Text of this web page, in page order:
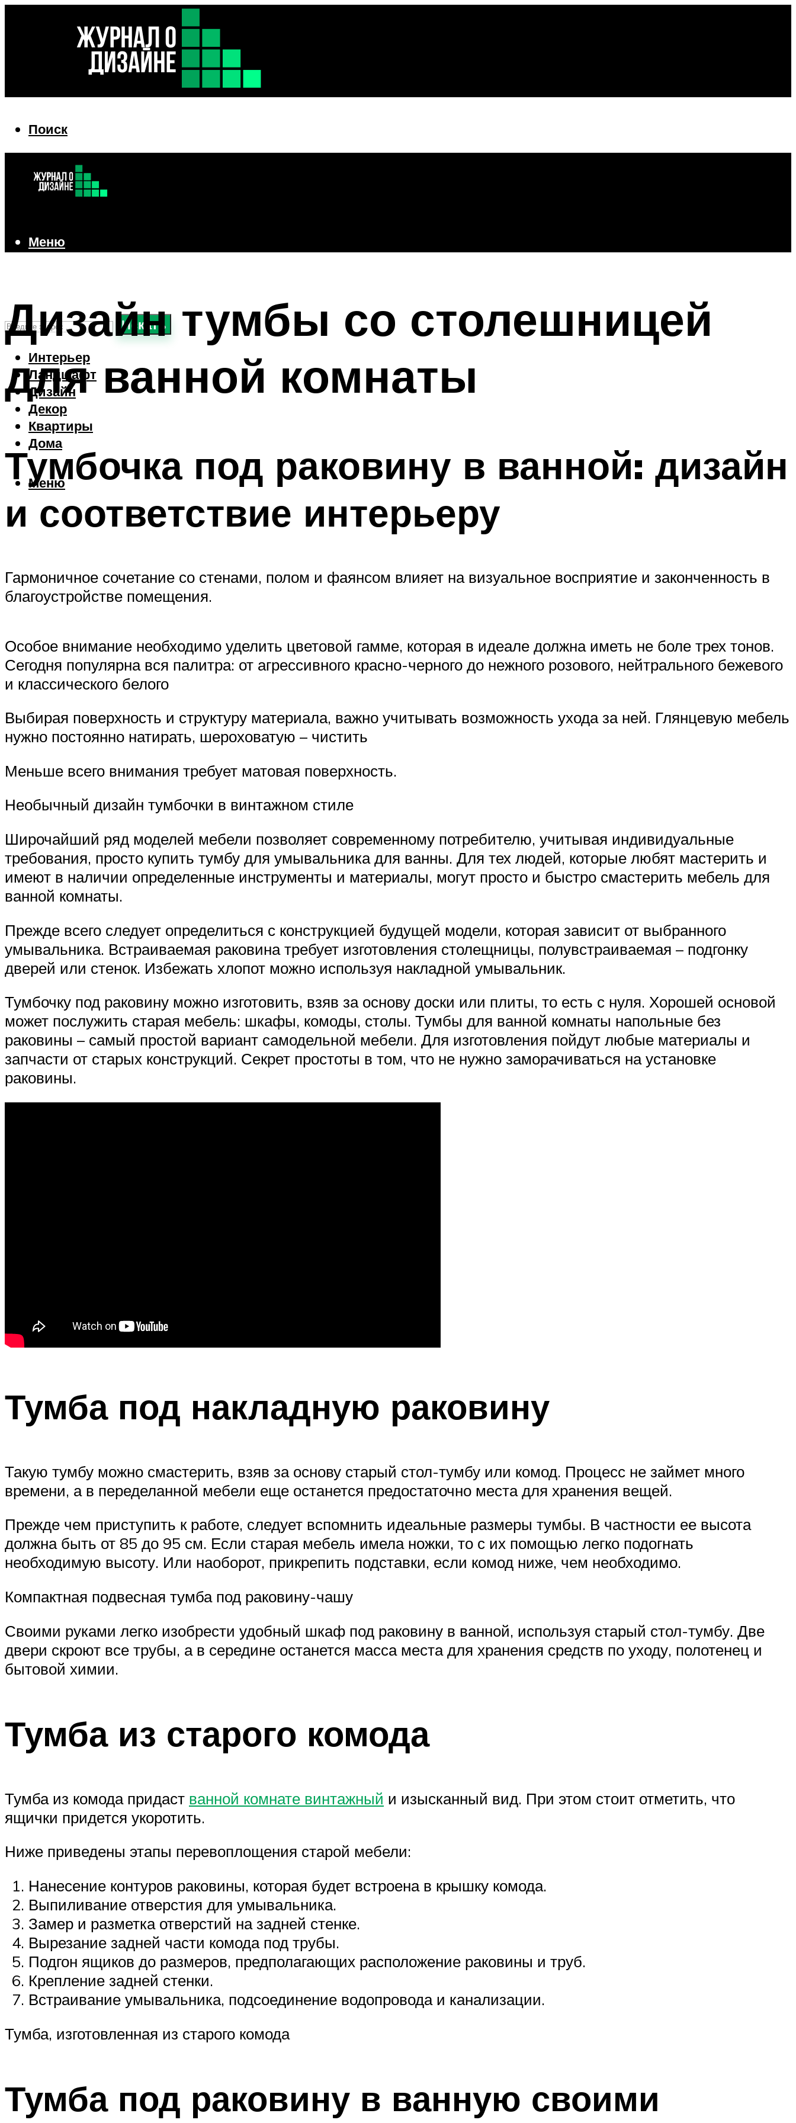
Поиск
Поиск
Искать
Интерьер
Ландшафт
Дизайн
Декор
Квартиры
Дома
Меню
Меню
Дизайн тумбы со столешницей
для ванной комнаты
Тумбочка под раковину в ванной: дизайн
и соответствие интерьеру
Гармоничное сочетание со стенами, полом и фаянсом влияет на визуальное восприятие и законченность в
благоустройстве помещения.
Особое внимание необходимо уделить цветовой гамме, которая в идеале должна иметь не боле трех тонов.
Сегодня популярна вся палитра: от агрессивного красно-черного до нежного розового, нейтрального бежевого
и классического белого
Выбирая поверхность и структуру материала, важно учитывать возможность ухода за ней. Глянцевую мебель
нужно постоянно натирать, шероховатую – чистить
Меньше всего внимания требует матовая поверхность.
Необычный дизайн тумбочки в винтажном стиле
Широчайший ряд моделей мебели позволяет современному потребителю, учитывая индивидуальные
требования, просто купить тумбу для умывальника для ванны. Для тех людей, которые любят мастерить и
имеют в наличии определенные инструменты и материалы, могут просто и быстро смастерить мебель для
ванной комнаты.
Прежде всего следует определиться с конструкцией будущей модели, которая зависит от выбранного
умывальника. Встраиваемая раковина требует изготовления столещницы, полувстраиваемая – подгонку
дверей или стенок. Избежать хлопот можно используя накладной умывальник.
Тумбочку под раковину можно изготовить, взяв за основу доски или плиты, то есть с нуля. Хорошей основой
может послужить старая мебель: шкафы, комоды, столы. Тумбы для ванной комнаты напольные без
раковины – самый простой вариант самодельной мебели. Для изготовления пойдут любые материалы и
запчасти от старых конструкций. Секрет простоты в том, что не нужно заморачиваться на установке
раковины.
Тумба под накладную раковину
Такую тумбу можно смастерить, взяв за основу старый стол-тумбу или комод. Процесс не займет много
времени, а в переделанной мебели еще останется предостаточно места для хранения вещей.
Прежде чем приступить к работе, следует вспомнить идеальные размеры тумбы. В частности ее высота
должна быть от 85 до 95 см. Если старая мебель имела ножки, то с их помощью легко подогнать
необходимую высоту. Или наоборот, прикрепить подставки, если комод ниже, чем необходимо.
Компактная подвесная тумба под раковину-чашу
Своими руками легко изобрести удобный шкаф под раковину в ванной, используя старый стол-тумбу. Две
двери скроют все трубы, а в середине останется масса места для хранения средств по уходу, полотенец и
бытовой химии.
Тумба из старого комода
Тумба из комода придаст ванной комнате винтажный и изысканный вид. При этом стоит отметить, что
ящички придется укоротить.
Ниже приведены этапы перевоплощения старой мебели:
Нанесение контуров раковины, которая будет встроена в крышку комода.
Выпиливание отверстия для умывальника.
Замер и разметка отверстий на задней стенке.
Вырезание задней части комода под трубы.
Подгон ящиков до размеров, предполагающих расположение раковины и труб.
Крепление задней стенки.
Встраивание умывальника, подсоединение водопровода и канализации.
Тумба, изготовленная из старого комода
Тумба под раковину в ванную своими